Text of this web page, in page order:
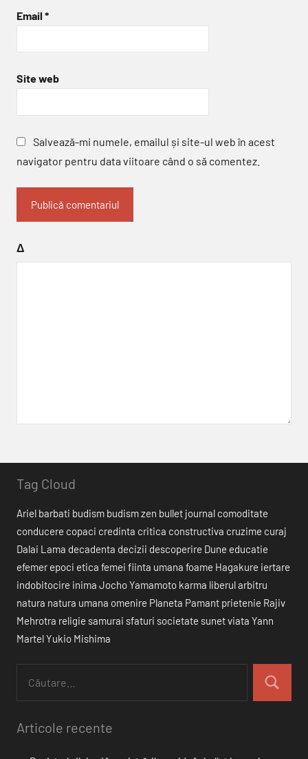
Email *
Site web
Salvează-mi numele, emailul și site-ul web în acest
navigator pentru data viitoare când o să comentez.
Δ
Tag Cloud
Ariel barbati budism budism zen bullet journal comoditate
conducere copaci credinta critica constructiva cruzime curaj
Dalai Lama decadenta decizii descoperire Dune educatie
efemer epoci etica femei fiinta umana foame Hagakure iertare
indobitocire inima Jocho Yamamoto karma liberul arbitru
natura natura umana omenire Planeta Pamant prietenie Rajiv
Mehrotra religie samurai sfaturi societate sunetviata Yann
MartelYukio Mishima
Articole recente